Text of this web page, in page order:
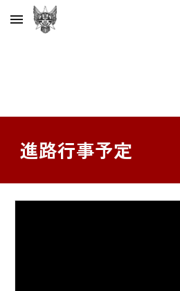
Skip to main content
進路行事予定